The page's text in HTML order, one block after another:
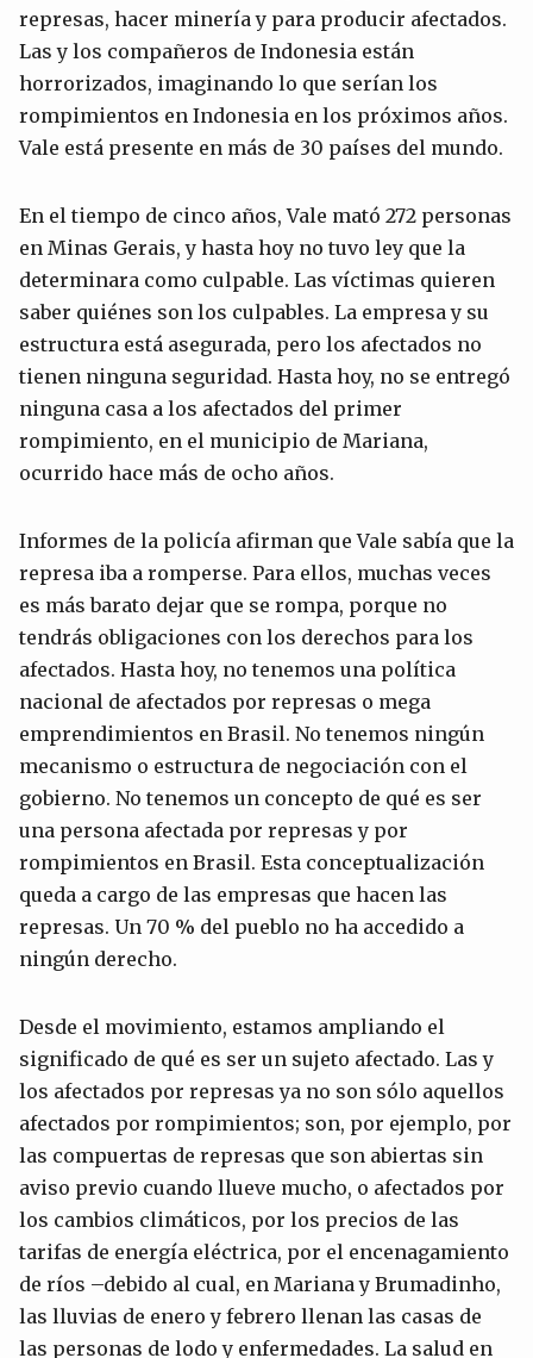
represas, hacer minería y para producir afectados.
Las y los compañeros de Indonesia están
horrorizados, imaginando lo que serían los
rompimientos en Indonesia en los próximos años.
Vale está presente en más de 30 países del mundo.
En el tiempo de cinco años, Vale mató 272 personas
en Minas Gerais, y hasta hoy no tuvo ley que la
determinara como culpable. Las víctimas quieren
saber quiénes son los culpables. La empresa y su
estructura está asegurada, pero los afectados no
tienen ninguna seguridad. Hasta hoy, no se entregó
ninguna casa a los afectados del primer
rompimiento, en el municipio de Mariana,
ocurrido hace más de ocho años.
Informes de la policía afirman que Vale sabía que la
represa iba a romperse. Para ellos, muchas veces
es más barato dejar que se rompa, porque no
tendrás obligaciones con los derechos para los
afectados. Hasta hoy, no tenemos una política
nacional de afectados por represas o mega
emprendimientos en Brasil. No tenemos ningún
mecanismo o estructura de negociación con el
gobierno. No tenemos un concepto de qué es ser
una persona afectada por represas y por
rompimientos en Brasil. Esta conceptualización
queda a cargo de las empresas que hacen las
represas. Un 70 % del pueblo no ha accedido a
ningún derecho.
Desde el movimiento, estamos ampliando el
significado de qué es ser un sujeto afectado. Las y
los afectados por represas ya no son sólo aquellos
afectados por rompimientos; son, por ejemplo, por
las compuertas de represas que son abiertas sin
aviso previo cuando llueve mucho, o afectados por
los cambios climáticos, por los precios de las
tarifas de energía eléctrica, por el encenagamiento
de ríos –debido al cual, en Mariana y Brumadinho,
las lluvias de enero y febrero llenan las casas de
las personas de lodo y enfermedades. La salud en